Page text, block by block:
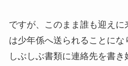
ですが、このまま誰も迎えに
は少年係へ送られることにな
しぶしぶ書類に連絡先を書